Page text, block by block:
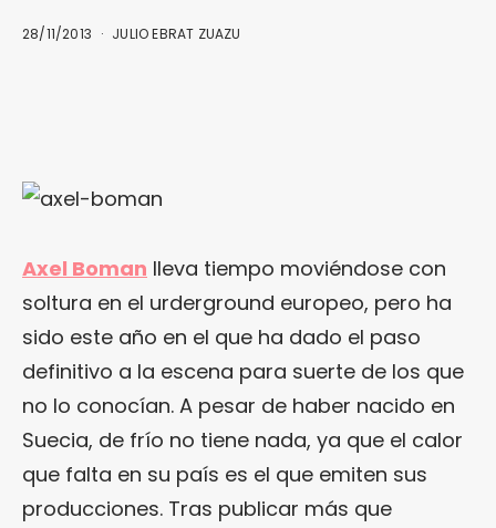
28/11/2013 JULIO EBRAT ZUAZU
Axel Boman lleva tiempo moviéndose con
soltura en el urderground europeo, pero ha
sido este año en el que ha dado el paso
definitivo a la escena para suerte de los que
no lo conocían. A pesar de haber nacido en
Suecia, de frío no tiene nada, ya que el calor
que falta en su país es el que emiten sus
producciones. Tras publicar más que